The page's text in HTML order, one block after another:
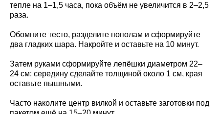
тепле на 1–1,5 часа, пока объём не увеличится в 2–2,5
раза.
Обомните тесто, разделите пополам и сформируйте
два гладких шара. Накройте и оставьте на 10 минут.
Затем руками сформируйте лепёшки диаметром 22–
24 см: середину сделайте толщиной около 1 см, края
оставьте пышными.
Часто наколите центр вилкой и оставьте заготовки под